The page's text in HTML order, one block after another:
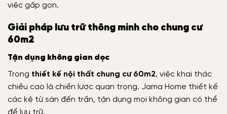
việc gấp gọn.
Giải pháp lưu trữ thông minh cho chung cư
60m2
Tận dụng không gian dọc
Trong thiết kế nội thất chung cư 60m2, việc khai thác
chiều cao là chiến lược quan trọng. Jama Home thiết kế
các kệ từ sàn đến trần, tận dụng mọi không gian có thể
để lưu trữ.